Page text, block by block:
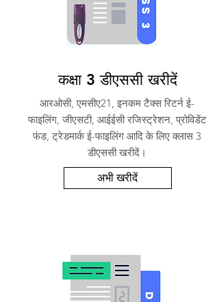
कक्षा 3 डीएससी खरीदें
आरओसी, एमसीए21, इनकम टैक्स रिटर्न ई-
फाइलिंग, जीएसटी, आईईसी रजिस्ट्रेशन, प्रोविडेंट
फंड, ट्रेडमार्क ई-फाइलिंग आदि के लिए क्लास 3
डीएससी खरीदें।
अभी खरीदें